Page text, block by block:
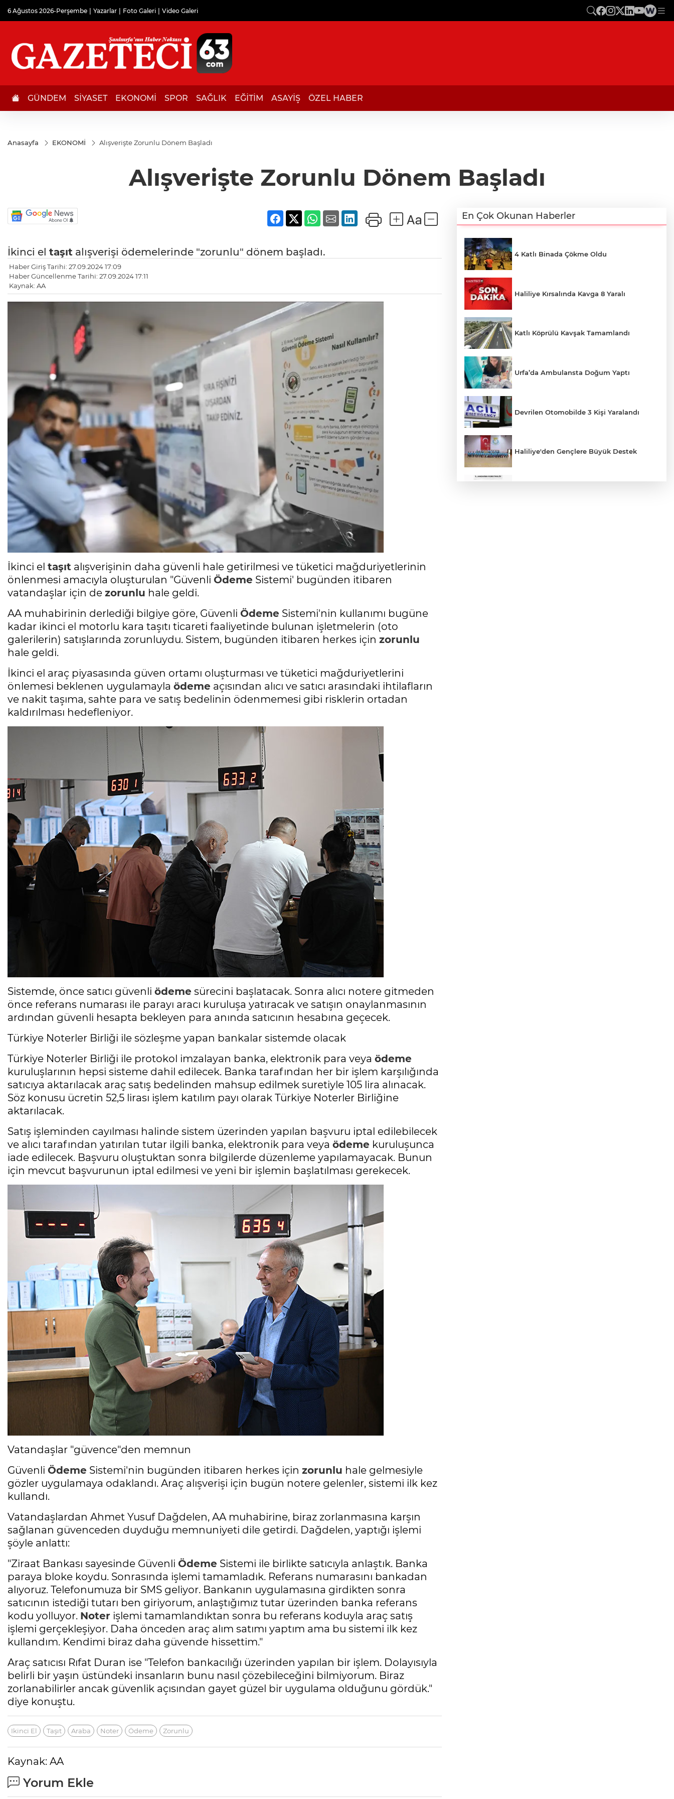
6 Ağustos 2026-Perşembe Yazarlar Foto Galeri Video Galeri
GÜNDEM SİYASET EKONOMİ SPOR SAĞLIK EĞİTİM ASAYİŞ ÖZEL HABER
Anasayfa EKONOMİ Alışverişte Zorunlu Dönem Başladı
Alışverişte Zorunlu Dönem Başladı
İkinci el taşıt alışverişi ödemelerinde "zorunlu" dönem başladı.
Haber Giriş Tarihi: 27.09.2024 17:09
Haber Güncellenme Tarihi: 27.09.2024 17:11
Kaynak: AA
İkinci el taşıt alışverişinin daha güvenli hale getirilmesi ve tüketici mağduriyetlerinin
önlenmesi amacıyla oluşturulan "Güvenli Ödeme Sistemi' bugünden itibaren
vatandaşlar için de zorunlu hale geldi.
AA muhabirinin derlediği bilgiye göre, Güvenli Ödeme Sistemi'nin kullanımı bugüne
kadar ikinci el motorlu kara taşıtı ticareti faaliyetinde bulunan işletmelerin (oto
galerilerin) satışlarında zorunluydu. Sistem, bugünden itibaren herkes için zorunlu
hale geldi.
İkinci el araç piyasasında güven ortamı oluşturması ve tüketici mağduriyetlerini
önlemesi beklenen uygulamayla ödeme açısından alıcı ve satıcı arasındaki ihtilafların
ve nakit taşıma, sahte para ve satış bedelinin ödenmemesi gibi risklerin ortadan
kaldırılması hedefleniyor.
Sistemde, önce satıcı güvenli ödeme sürecini başlatacak. Sonra alıcı notere gitmeden
önce referans numarası ile parayı aracı kuruluşa yatıracak ve satışın onaylanmasının
ardından güvenli hesapta bekleyen para anında satıcının hesabına geçecek.
Türkiye Noterler Birliği ile sözleşme yapan bankalar sistemde olacak
Türkiye Noterler Birliği ile protokol imzalayan banka, elektronik para veya ödeme
kuruluşlarının hepsi sisteme dahil edilecek. Banka tarafından her bir işlem karşılığında
satıcıya aktarılacak araç satış bedelinden mahsup edilmek suretiyle 105 lira alınacak.
Söz konusu ücretin 52,5 lirası işlem katılım payı olarak Türkiye Noterler Birliğine
aktarılacak.
Satış işleminden cayılması halinde sistem üzerinden yapılan başvuru iptal edilebilecek
ve alıcı tarafından yatırılan tutar ilgili banka, elektronik para veya ödeme kuruluşunca
iade edilecek. Başvuru oluştuktan sonra bilgilerde düzenleme yapılamayacak. Bunun
için mevcut başvurunun iptal edilmesi ve yeni bir işlemin başlatılması gerekecek.
Vatandaşlar "güvence"den memnun
Güvenli Ödeme Sistemi'nin bugünden itibaren herkes için zorunlu hale gelmesiyle
gözler uygulamaya odaklandı. Araç alışverişi için bugün notere gelenler, sistemi ilk kez
kullandı.
Vatandaşlardan Ahmet Yusuf Dağdelen, AA muhabirine, biraz zorlanmasına karşın
sağlanan güvenceden duyduğu memnuniyeti dile getirdi. Dağdelen, yaptığı işlemi
şöyle anlattı:
"Ziraat Bankası sayesinde Güvenli Ödeme Sistemi ile birlikte satıcıyla anlaştık. Banka
paraya bloke koydu. Sonrasında işlemi tamamladık. Referans numarasını bankadan
alıyoruz. Telefonumuza bir SMS geliyor. Bankanın uygulamasına girdikten sonra
satıcının istediği tutarı ben giriyorum, anlaştığımız tutar üzerinden banka referans
kodu yolluyor. Noter işlemi tamamlandıktan sonra bu referans koduyla araç satış
işlemi gerçekleşiyor. Daha önceden araç alım satımı yaptım ama bu sistemi ilk kez
kullandım. Kendimi biraz daha güvende hissettim."
Araç satıcısı Rıfat Duran ise "Telefon bankacılığı üzerinden yapılan bir işlem. Dolayısıyla
belirli bir yaşın üstündeki insanların bunu nasıl çözebileceğini bilmiyorum. Biraz
zorlanabilirler ancak güvenlik açısından gayet güzel bir uygulama olduğunu gördük."
diye konuştu.
Ikinci El Taşıt Araba Noter Ödeme Zorunlu
Kaynak: AA
Yorum Ekle
En Çok Okunan Haberler
4 Katlı Binada Çökme Oldu
Haliliye Kırsalında Kavga 8 Yaralı
Katlı Köprülü Kavşak Tamamlandı
Urfa’da Ambulansta Doğum Yaptı
Devrilen Otomobilde 3 Kişi Yaralandı
Haliliye'den Gençlere Büyük Destek